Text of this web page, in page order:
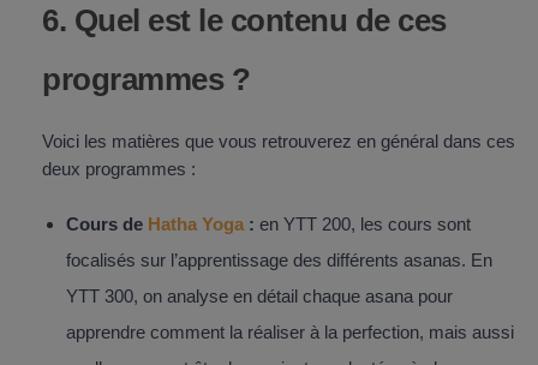
6. Quel est le contenu de ces
programmes ?
Voici les matières que vous retrouverez en général dans ces
deux programmes :
Cours de Hatha Yoga : en YTT 200, les cours sont
focalisés sur l’apprentissage des différents asanas. En
YTT 300, on analyse en détail chaque asana pour
apprendre comment la réaliser à la perfection, mais aussi